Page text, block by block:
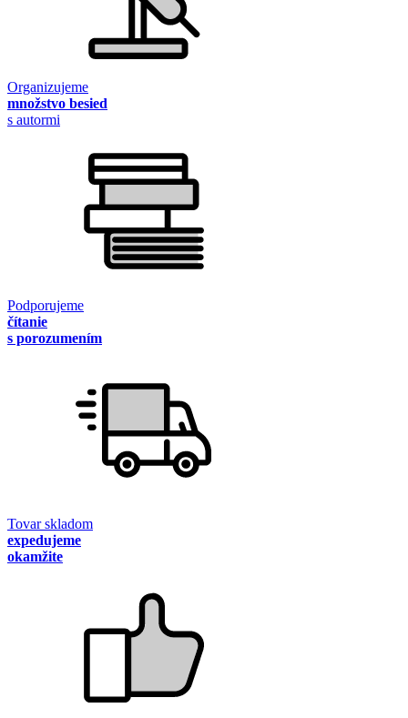
Organizujeme
množstvo besied
s autormi
Podporujeme
čítanie
s porozumením
Tovar skladom
expedujeme
okamžite